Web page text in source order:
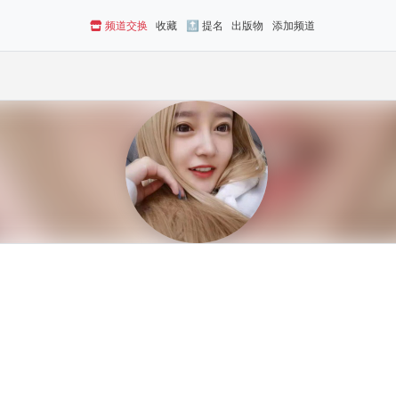
频道交换 收藏 🔝 提名 出版物 添加频道